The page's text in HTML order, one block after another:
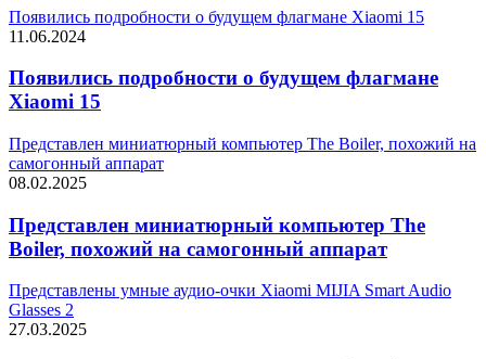
Появились подробности о будущем флагмане Xiaomi 15
11.06.2024
Появились подробности о будущем флагмане
Xiaomi 15
Представлен миниатюрный компьютер The Boiler, похожий на
самогонный аппарат
08.02.2025
Представлен миниатюрный компьютер The
Boiler, похожий на самогонный аппарат
Представлены умные аудио-очки Xiaomi MIJIA Smart Audio
Glasses 2
27.03.2025